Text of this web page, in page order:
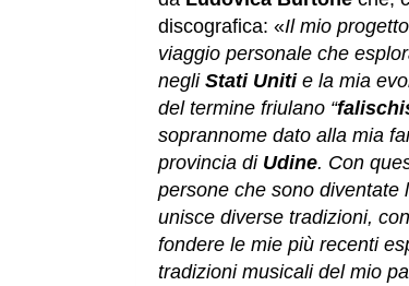
discografica: «Il mio
viaggio personale che
negli Stati Unitie la mia
del termine friulano “
soprannome dato alla mia
provincia di Udine. Con
persone che sono diventate
unisce diverse tradizioni,
fondere le mie più recenti
tradizioni musicali del mio